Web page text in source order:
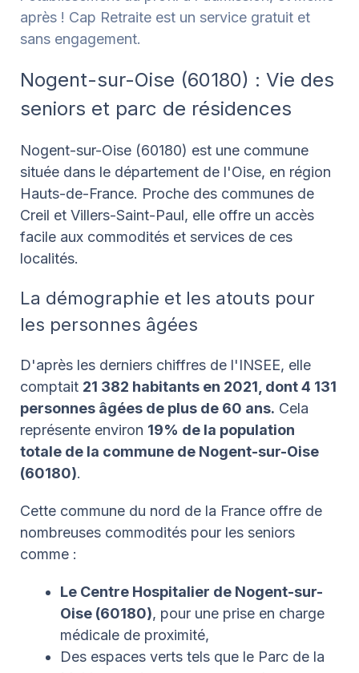
après ! Cap Retraite est un service gratuit et
sans engagement.
Nogent-sur-Oise (60180) : Vie des
seniors et parc de résidences
Nogent-sur-Oise (60180) est une commune
située dans le département de l'Oise, en région
Hauts-de-France. Proche des communes de
Creil et Villers-Saint-Paul, elle offre un accès
facile aux commodités et services de ces
localités.
La démographie et les atouts pour
les personnes âgées
D'après les derniers chiffres de l'INSEE, elle
comptait 21 382 habitants en 2021, dont 4 131
personnes âgées de plus de 60 ans. Cela
représente environ 19% de la population
totale de la commune de Nogent-sur-Oise
(60180).
Cette commune du nord de la France offre de
nombreuses commodités pour les seniors
comme :
Le Centre Hospitalier de Nogent-sur-
Oise (60180), pour une prise en charge
médicale de proximité,
Des espaces verts tels que le Parc de la